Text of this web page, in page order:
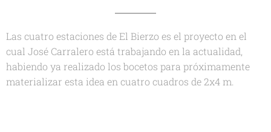
Las cuatro estaciones de El Bierzo es el proyecto en el
cual José Carralero está trabajando en la actualidad,
habiendo ya realizado los bocetos para próximamente
materializar esta idea en cuatro cuadros de 2x4 m.